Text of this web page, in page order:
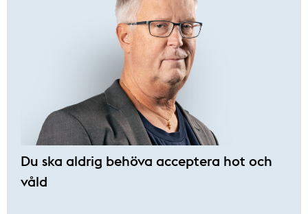
Du ska aldrig behöva acceptera hot och
våld